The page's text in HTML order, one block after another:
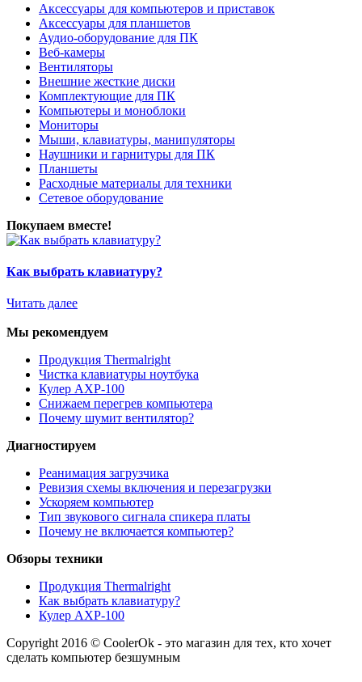
Аксессуары для компьютеров и приставок
Аксессуары для планшетов
Аудио-оборудование для ПК
Веб-камеры
Вентиляторы
Внешние жесткие диски
Комплектующие для ПК
Компьютеры и моноблоки
Мониторы
Мыши, клавиатуры, манипуляторы
Наушники и гарнитуры для ПК
Планшеты
Расходные материалы для техники
Сетевое оборудование
Покупаем вместе!
Как выбрать клавиатуру?
Читать далее
Мы рекомендуем
Продукция Thermalright
Чистка клавиатуры ноутбука
Кулер AXP-100
Снижаем перегрев компьютера
Почему шумит вентилятор?
Диагностируем
Реанимация загрузчика
Ревизия схемы включения и перезагрузки
Ускоряем компьютер
Тип звукового сигнала спикера платы
Почему не включается компьютер?
Обзоры техники
Продукция Thermalright
Как выбрать клавиатуру?
Кулер AXP-100
Copyright 2016 © CoolerOk - это магазин для тех, кто хочет
сделать компьютер безшумным